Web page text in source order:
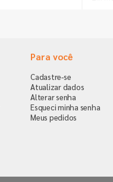
Para você
Cadastre-se
Atualizar dados
Alterar senha
Esqueci minha senha
Meus pedidos